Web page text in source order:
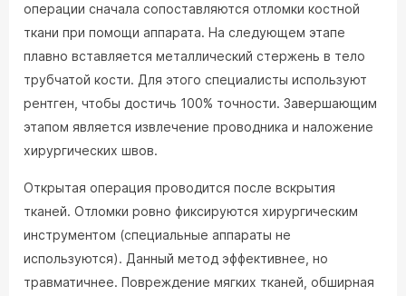
операции сначала сопоставляются отломки костной
ткани при помощи аппарата. На следующем этапе
плавно вставляется металлический стержень в тело
трубчатой кости. Для этого специалисты используют
рентген, чтобы достичь 100% точности. Завершающим
этапом является извлечение проводника и наложение
хирургических швов.
Открытая операция проводится после вскрытия
тканей. Отломки ровно фиксируются хирургическим
инструментом (специальные аппараты не
используются). Данный метод эффективнее, но
травматичнее. Повреждение мягких тканей, обширная